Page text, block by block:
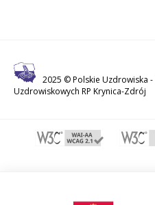
2025 © Polskie Uzdrowiska -
Uzdrowiskowych RP Krynica-Zdrój